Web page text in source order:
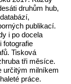
druhům hub,
publikací.
i po docela
fotografie
Tisková
tři měsíce.
určitým milníkem
práce.